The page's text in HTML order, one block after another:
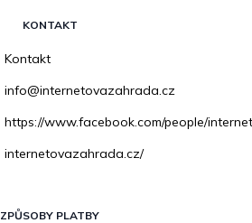
KONTAKT
Kontakt
info@internetovazahrada.cz
https://www.facebook.com/people/
internetovazahrada.cz/
ZPŮSOBY PLATBY